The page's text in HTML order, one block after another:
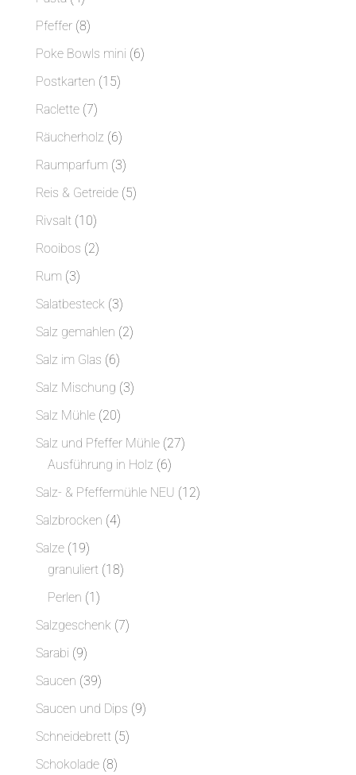
Produkte
Pfeffer 88
Produkte
Poke Bowls mini 66
Postkarten 1515
Raclette 77
Produkte
Räucherholz 66
Produkte
Raumparfum 33
Produkte
Reis & Getreide 55
Rivsalt 1010
Produkte
Rooibos 22
Rum 33
Produkte
Salatbesteck 33
Produkte
Salz gemahlen 22
Salz im Glas 66
Produkte
Salz Mischung 33
Salz Mühle 2020
Produkte
Salz und Pfeffer Mühle 2727
Ausführung in Holz 66
Produkte
Salz- & Pfeffermühle NEU 1212
Salzbrocken 44
Salze 1919
Produkte
granuliert 1818
Perlen 11
Produkt
Salzgeschenk 77
Sarabi 99
Produkte
Saucen 3939
Produkte
Saucen und Dips 99
Schneidebrett 55
Schokolade 88